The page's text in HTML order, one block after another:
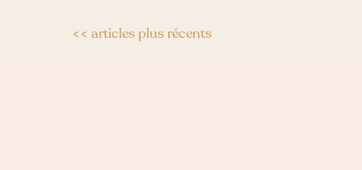
<< articles plus récents